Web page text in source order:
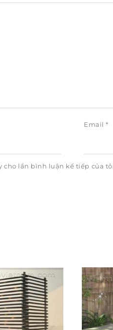
Email*
cho lần bình luận kế tiếp của